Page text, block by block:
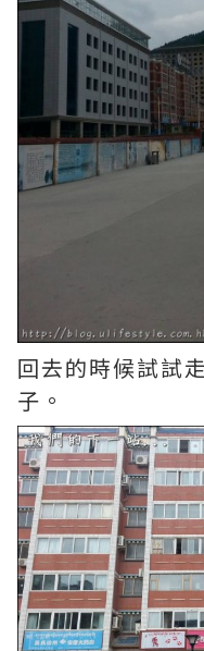
回去的時候試試
子。